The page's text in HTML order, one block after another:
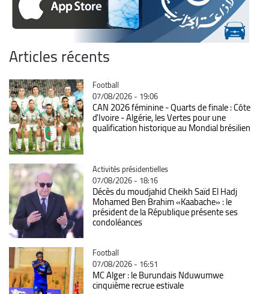
Articles récents
Catégorie
Football
07/08/2026 - 19:06
CAN 2026 féminine - Quarts de finale : Côte
d'Ivoire - Algérie, les Vertes pour une
qualification historique au Mondial brésilien
Catégorie
Activités présidentielles
07/08/2026 - 18:16
Décès du moudjahid Cheikh Saïd El Hadj
Mohamed Ben Brahim «Kaabache» : le
président de la République présente ses
condoléances
Catégorie
Football
07/08/2026 - 16:51
MC Alger : le Burundais Nduwumwe
cinquième recrue estivale